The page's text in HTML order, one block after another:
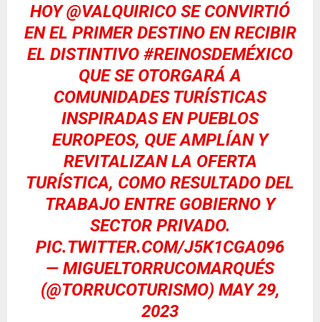
HOY@VALQUIRICO SE CONVIRTIÓ
EN EL PRIMER DESTINO EN RECIBIR
EL DISTINTIVO #REINOSDEMÉXICO
QUE SE OTORGARÁ A
COMUNIDADES TURÍSTICAS
INSPIRADAS EN PUEBLOS
EUROPEOS, QUE AMPLÍAN Y
REVITALIZAN LA OFERTA
TURÍSTICA, COMO RESULTADO DEL
TRABAJO ENTRE GOBIERNO Y
SECTOR PRIVADO.
PIC.TWITTER.COM/J5K1CGA096
— MIGUELTORRUCOMARQUÉS
(@TORRUCOTURISMO) MAY 29,
2023